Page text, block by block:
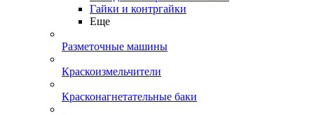
Гайки и контргайки
Еще
Разметочные машины
Краскоизмельчители
Красконагнетательные баки